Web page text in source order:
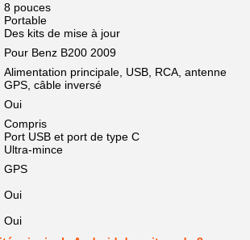
8 pouces
Portable
Des kits de mise à jour
Pour Benz B200 2009
Alimentation principale, USB, RCA, antenne
GPS, câble inversé
Oui
Compris
Port USB et port de type C
Ultra-mince
GPS
Oui
Oui